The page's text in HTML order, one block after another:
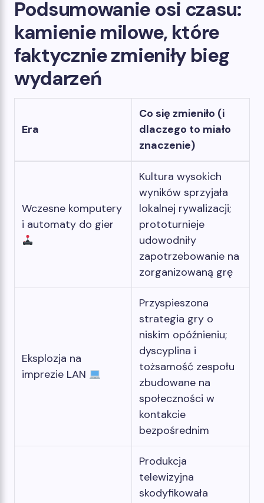
Podsumowanie osi czasu:
kamienie milowe, które
faktycznie zmieniły bieg
wydarzeń
Era
Co się zmieniło (i
dlaczego to miało
znaczenie)
Wczesne komputery
i automaty do gier
Kultura wysokich
wyników sprzyjała
lokalnej rywalizacji;
prototurnieje
udowodniły
zapotrzebowanie na
zorganizowaną grę
Eksplozja na
imprezie LAN
Przyspieszona
strategia gry o
niskim opóźnieniu;
dyscyplina i
tożsamość zespołu
zbudowane na
społeczności w
kontakcie
bezpośrednim
Produkcja
telewizyjna
skodyfikowała